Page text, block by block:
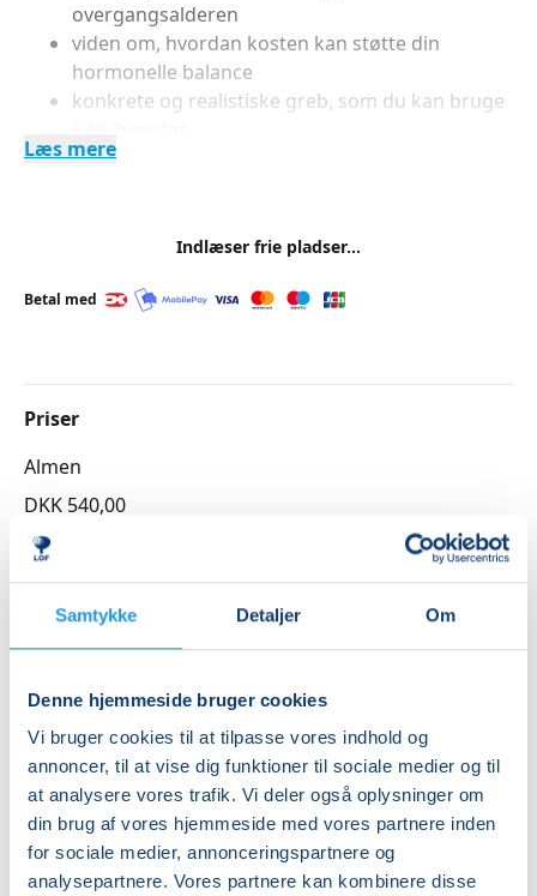
Samtykke Detaljer Om
Denne hjemmeside bruger cookies
Vi bruger cookies til at tilpasse vores indhold og
annoncer, til at vise dig funktioner til sociale medier og til
at analysere vores trafik. Vi deler også oplysninger om
din brug af vores hjemmeside med vores partnere inden
for sociale medier, annonceringspartnere og
analysepartnere. Vores partnere kan kombinere disse
overgangsalderen
viden om, hvordan kosten kan støtte din
hormonelle balance
konkrete og realistiske greb, som du kan bruge
inspiration til at skabe mere ro, energi og
Undervisningen tager udgangspunkt i din hverdag
bliver mødt med forståelse og respekt, og fokus er
Kurset foregår online, så du kan deltage, hvor det
eller telefon. Du får et link inden opstart, og ved
spørgsmål eller behov for teknisk support kan
underviseren kontaktes.
Du kan læse mere om Isabel på hendes hjemmeside
her:https://balancebyisa.dk
https://www.instagram.com/balancebyisa/
Vil du se LOF's øvrige online hold, så klik her
Læs mere
Indlæser frie pladser...
Betal med
Priser
Almen
DKK 540,00
Info
Nummer
3262900
Første mødegang
tirsdag 29.09.2026, kl. 19.30 - 21.00
Sidste mødegang
tirsdag 10.11.2026, kl. 19.30 - 21.00
Antal mødegange
6mødegange